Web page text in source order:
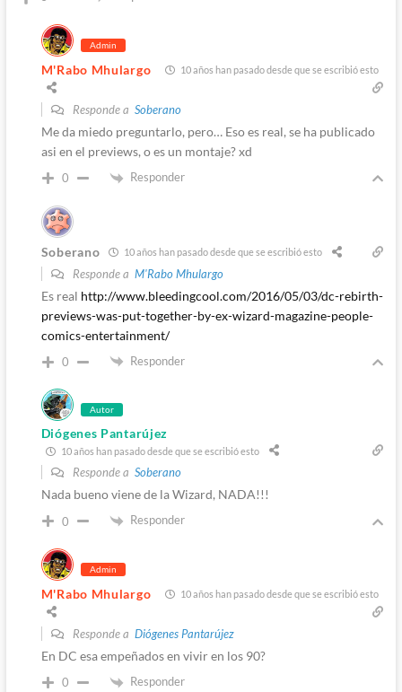
Admin
M'Rabo Mhulargo 10 años han pasado desde que se escribió esto
Responde a Soberano
Me da miedo preguntarlo, pero… Eso es real, se ha publicado
asi en el previews, o es un montaje? xd
0 Responder
Soberano 10 años han pasado desde que se escribió esto
Responde a M'Rabo Mhulargo
Es real http://www.bleedingcool.com/2016/05/03/dc-rebirth-
previews-was-put-together-by-ex-wizard-magazine-people-
comics-entertainment/
0 Responder
Autor
Diógenes Pantarújez
10 años han pasado desde que se escribió esto
Responde a Soberano
Nada bueno viene de la Wizard, NADA!!!
0 Responder
Admin
M'Rabo Mhulargo 10 años han pasado desde que se escribió esto
Responde a Diógenes Pantarújez
En DC esa empeñados en vivir en los 90?
0 Responder